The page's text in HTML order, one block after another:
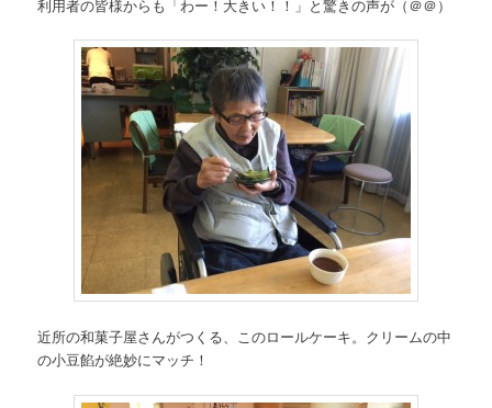
利用者の皆様からも「わー！大きい！！」と驚きの声が（＠＠）
近所の和菓子屋さんがつくる、このロールケーキ。クリームの中
の小豆餡が絶妙にマッチ！